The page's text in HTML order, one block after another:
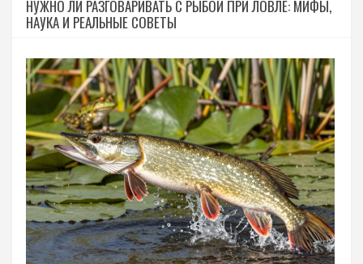
НУЖНО ЛИ РАЗГОВАРИВАТЬ С РЫБОЙ ПРИ ЛОВЛЕ: МИФЫ,
НАУКА И РЕАЛЬНЫЕ СОВЕТЫ